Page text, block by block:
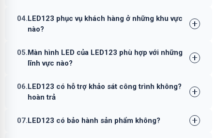
04.LED123 phục vụ khách hàng ở những khu vực
nào?
05.Màn hình LED của LED123 phù hợp với những
lĩnh vực nào?
06.LED123 có hỗ trợ khảo sát công trình không?
hoàn trả
07.LED123 có bảo hành sản phẩm không?